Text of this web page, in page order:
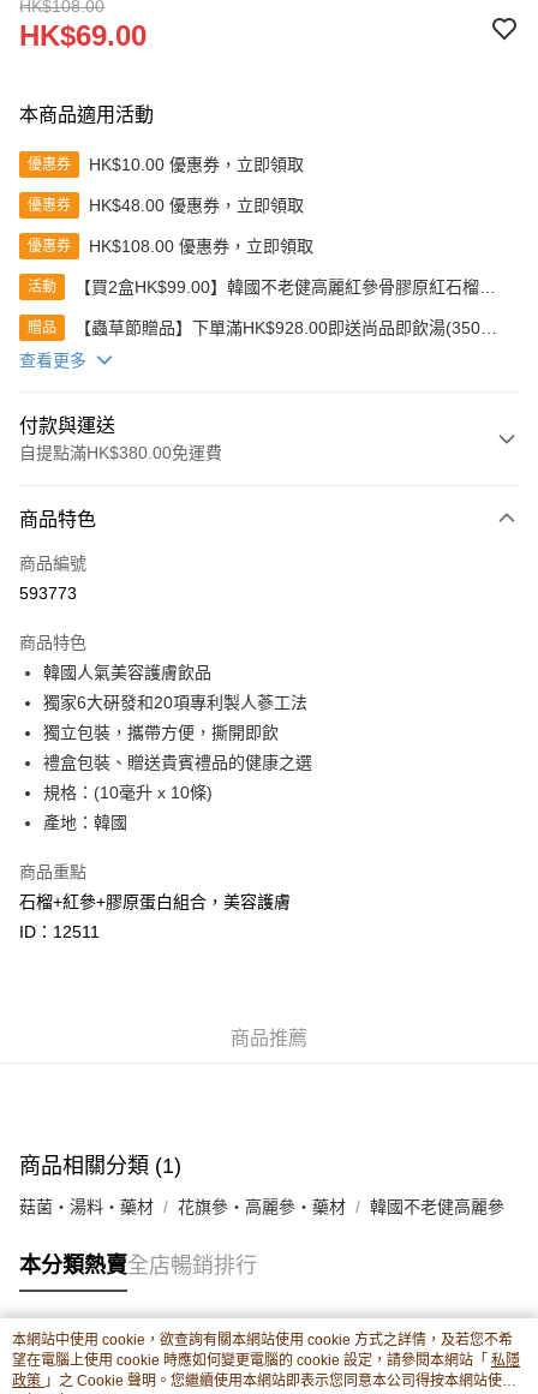
HK$108.00
HK$69.00
本商品適用活動
優惠券 HK$10.00 優惠券，立即領取
優惠券 HK$48.00 優惠券，立即領取
優惠券 HK$108.00 優惠券，立即領取
活動
【買2盒HK$99.00】韓國不老健高麗紅參骨膠原紅石榴汁
贈品
【蟲草節贈品】下單滿HK$928.00即送尚品即飲湯(350克)
(款式隨機發送)
查看更多
付款與運送
自提點滿HK$380.00免運費
信用卡
Apple Pay
AlipayHK
PayMe
WeChat Pay
BoC Pay
相關說明
轉數快識別碼(FPS ID)：4042362 中國銀行戶口：012-875-1-240680-7 匯
豐銀行戶口：652-589300-838 收款人：PREMIER FOOD LTD 請於24小時
送貨方式
每筆HK$80.00，滿HK$380.00或以上免運費
滿$380免運費 - 送貨到家(3-5個工作天內送達)
每筆HK$80.00，滿HK$380.00或以上免運費
商品特色
商品編號
593773
商品特色
韓國人氣美容護膚飲品
獨家6大硏發和20項專利製人蔘工法
獨立包裝，攜帶方便，撕開即飲
禮盒包裝、贈送貴賓禮品的健康之選
規格：(10毫升 x 10條)
產地：韓國
商品重點
石榴+紅參+膠原蛋白組合，美容護膚
ID：12511
商品推薦
商品相關分類 (1)
菇菌・湯料・藥材 花旗參・高麗參・藥材 韓國不老健高麗參
本分類熱賣全店暢銷排行
熱門標籤
本網站中使用 cookie，欲查詢有關本網站使用 cookie 方式之詳情，及若您不希
望在電腦上使用 cookie 時應如何變更電腦的 cookie 設定，請參閱本網站「 私隱
政策 」之 Cookie 聲明。您繼續使用本網站即表示您同意本公司得按本網站使用